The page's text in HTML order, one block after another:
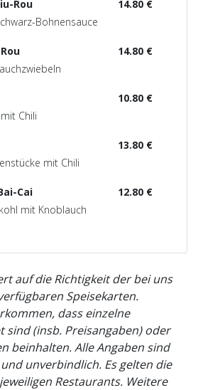
14.80 €
Rou
Bohnensauce
14.80 €
10.80 €
Chili
13.80 €
mit Chili
12.80 €
Cai
mit Knoblauch
auf die Richtigkeit der bei uns
Speisekarten.
dass einzelne
sind (insb. Preisangaben) oder
beinhalten. Alle Angaben sind
unverbindlich. Es gelten die
Restaurants. Weitere